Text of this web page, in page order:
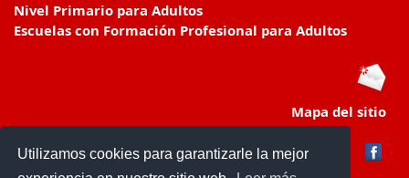
Utilizamos cookies para garantizarle la mejor
Nivel Primario para Adultos
Escuelas con Formación Profesional para Adultos
Mapa del sitio